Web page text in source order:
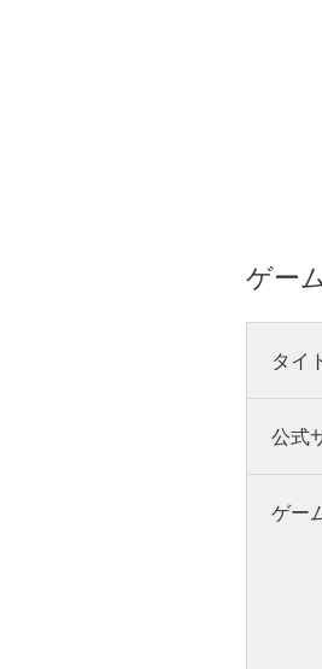
ゲー
タイ
公式
ゲー